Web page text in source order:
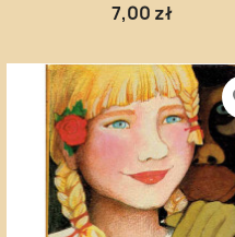
7,00 zł